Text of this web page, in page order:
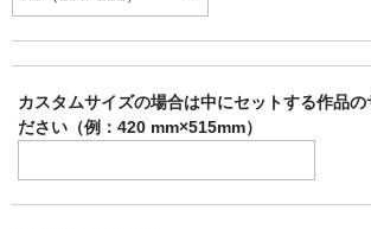
カスタムサイズの場合は中にセットする作品の
ださい（例：420 mm×515mm）